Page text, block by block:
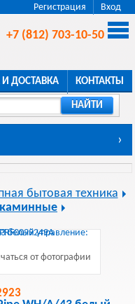
Регистрация Вход
+7 (812) 703-10-50
И ДОСТАВКА КОНТАКТЫ
НАЙТИ
›
бытовая техника
от фотографии